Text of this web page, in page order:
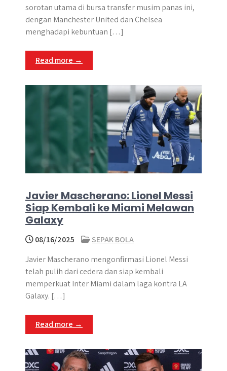
sorotan utama di bursa transfer musim panas ini,
dengan Manchester United dan Chelsea
menghadapi kebuntuan […]
Read more →
Javier Mascherano: Lionel Messi
Siap Kembali ke Miami Melawan
Galaxy
08/16/2025
SEPAK BOLA
Javier Mascherano mengonfirmasi Lionel Messi
telah pulih dari cedera dan siap kembali
memperkuat Inter Miami dalam laga kontra LA
Galaxy. […]
Read more →